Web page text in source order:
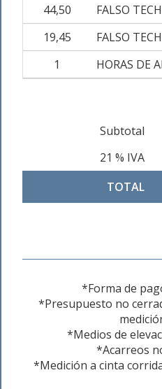
44,50
FALSO
19,45
FALSO
1
HORAS DE
Subtotal
21 % IVA
TOTAL
*Forma de
*Presupuesto no
*Medios de
*Acarreos
*Medición a cinta